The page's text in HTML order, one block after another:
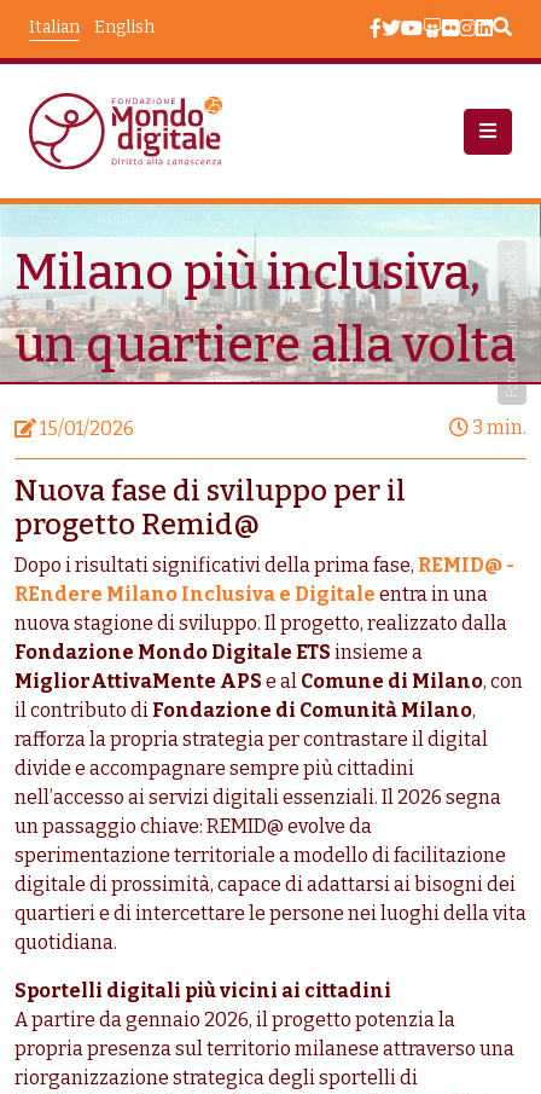
English
Italian
Milano Più Inclusiva, Un Quartiere Alla Volta
Foto di Fleur van Deijck
Milano più inclusiva,
un quartiere alla volta
15/01/2026 3 min.
Nuova fase di sviluppo per il
progetto Remid@
Dopo i risultati significativi della prima fase, REMID@ -
REndere Milano Inclusiva e Digitale entra in una
nuova stagione di sviluppo. Il progetto, realizzato dalla
Fondazione Mondo Digitale ETS insieme a
MigliorAttivaMente APS e al Comune di Milano, con
il contributo di Fondazione di Comunità Milano,
rafforza la propria strategia per contrastare il digital
divide e accompagnare sempre più cittadini
nell’accesso ai servizi digitali essenziali. Il 2026 segna
un passaggio chiave: REMID@ evolve da
sperimentazione territoriale a modello di facilitazione
digitale di prossimità, capace di adattarsi ai bisogni dei
quartieri e di intercettare le persone nei luoghi della vita
quotidiana.
Sportelli digitali più vicini ai cittadini
A partire da gennaio 2026, il progetto potenzia la
propria presenza sul territorio milanese attraverso una
riorganizzazione strategica degli sportelli di